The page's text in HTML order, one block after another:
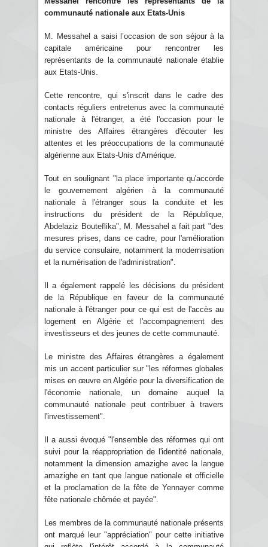
communauté nationale aux Etats-Unis
M. Messahel a saisi l’occasion de son séjour à la
capitale américaine pour rencontrer les
représentants de la communauté nationale établie
aux Etats-Unis.
Cette rencontre, qui s'inscrit dans le cadre des
contacts réguliers entretenus avec la communauté
nationale à l'étranger, a été l'occasion pour le
ministre des Affaires étrangères d'écouter les
attentes et les préoccupations de la communauté
algérienne aux Etats-Unis d'Amérique.
Tout en soulignant "la place importante qu'accorde
le gouvernement algérien à la communauté
nationale à l'étranger sous la conduite et les
instructions du président de la République,
Abdelaziz Bouteflika", M. Messahel a fait part "des
mesures prises, dans ce cadre, pour l'amélioration
du service consulaire, notamment la modernisation
et la numérisation de l'administration".
Il a également rappelé les décisions du président
de la République en faveur de la communauté
nationale à l'étranger pour ce qui est de l'accès au
logement en Algérie et l'accompagnement des
investisseurs et des jeunes de cette communauté.
Le ministre des Affaires étrangères a également
mis un accent particulier sur "les réformes globales
mises en œuvre en Algérie pour la diversification de
l'économie nationale, un domaine auquel la
communauté nationale peut contribuer à travers
l'investissement".
Il a aussi évoqué "l'ensemble des réformes qui ont
suivi pour la réappropriation de l'identité nationale,
notamment la dimension amazighe avec la langue
amazighe en tant que langue nationale et officielle
et la proclamation de la fête de Yennayer comme
fête nationale chômée et payée".
Les membres de la communauté nationale présents
ont marqué leur "appréciation" pour cette initiative